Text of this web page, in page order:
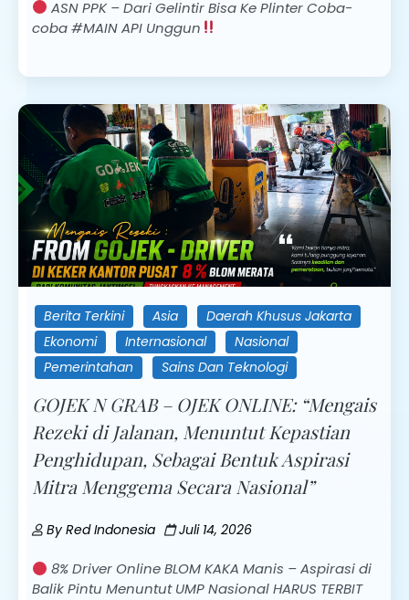
ASN PPK – Dari Gelintir Bisa Ke Plinter Coba-
coba #MAIN API Unggun
Berita Terkini Asia
Daerah Khusus Jakarta
Ekonomi
Internasional
Nasional
Pemerintahan
Sains Dan Teknologi
GOJEK N GRAB – OJEK ONLINE: “Mengais
Rezeki di Jalanan, Menuntut Kepastian
Penghidupan, Sebagai Bentuk Aspirasi
Mitra Menggema Secara Nasional”
ByRed Indonesia Juli 14, 2026
8% Driver Online BLOM KAKA Manis – Aspirasi di
Balik Pintu Menuntut UMP Nasional HARUS TERBIT